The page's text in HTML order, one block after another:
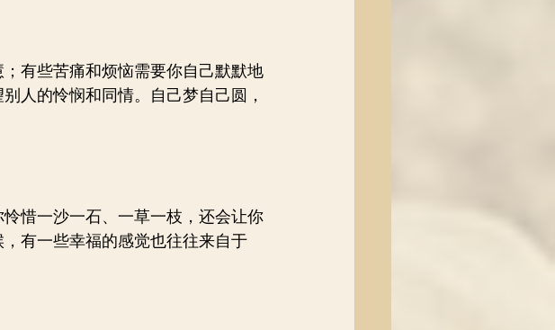
有些苦痛和烦恼需要你自己默默地
人的怜悯和同情。自己梦自己圆，
惜一沙一石、一草一枝，还会让你
有一些幸福的感觉也往往来自于